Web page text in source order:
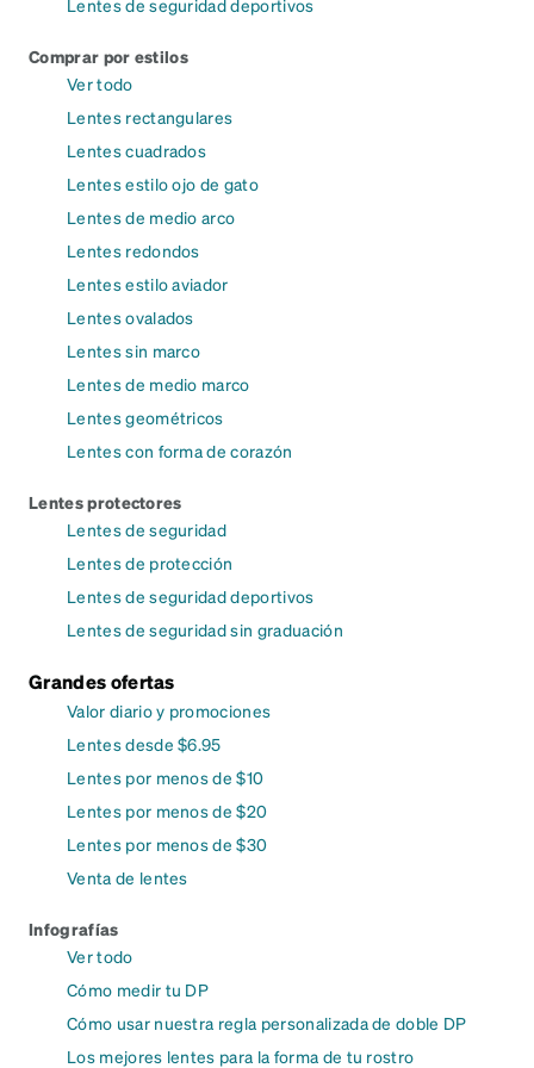
Lentes de seguridad deportivos
Comprar por estilos
Ver todo
Lentes rectangulares
Lentes cuadrados
Lentes estilo ojo de gato
Lentes de medio arco
Lentes redondos
Lentes estilo aviador
Lentes ovalados
Lentes sin marco
Lentes de medio marco
Lentes geométricos
Lentes con forma de corazón
Lentes protectores
Lentes de seguridad
Lentes de protección
Lentes de seguridad deportivos
Lentes de seguridad sin graduación
Grandes ofertas
Valor diario y promociones
Lentes desde $6.95
Lentes por menos de $10
Lentes por menos de $20
Lentes por menos de $30
Venta de lentes
Infografías
Ver todo
Cómo medir tu DP
Cómo usar nuestra regla personalizada de doble DP
Los mejores lentes para la forma de tu rostro